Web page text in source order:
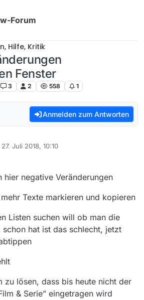
Forum
Hilfe, Kritik
Fenster
3 2 558 1
Anmelden zum Antworten
27. Juli 2018, 10:10
von
hier negative Veränderungen
Texte markieren und kopieren
Listen suchen will ob man die
schon hat ist das schlecht, jetzt
zu lösen, dass bis heute nicht der
& Serie” eingetragen wird